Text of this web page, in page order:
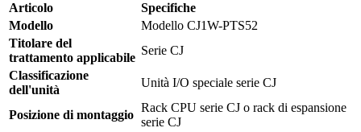
Articolo
Specifiche
Modello
Modello CJ1W-PTS52
Titolare del
trattamento applicabile
Serie CJ
Classificazione
dell'unità
Unità I/O speciale serie CJ
Posizione di montaggio
Rack CPU serie CJ o rack di espansione
serie CJ